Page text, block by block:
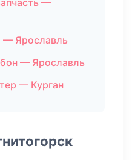
—
— Ярославль
— Ярославль
— Курган